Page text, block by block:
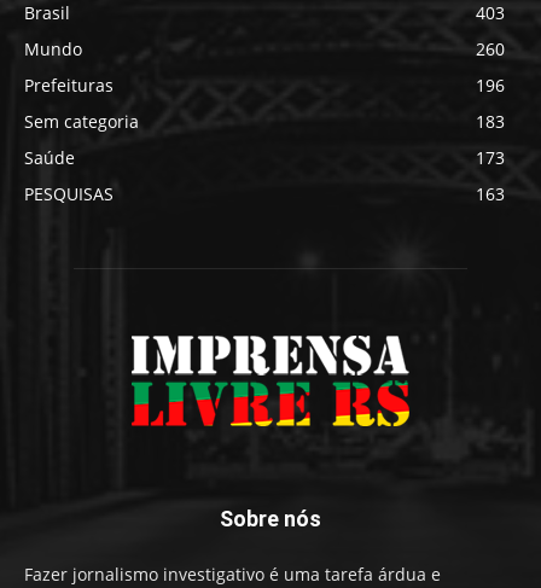
Brasil
403
Mundo
260
Prefeituras
196
Sem categoria
183
Saúde
173
PESQUISAS
163
Sobre nós
Fazer jornalismo investigativo é uma tarefa árdua e